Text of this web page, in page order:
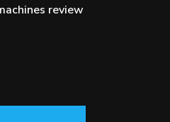
review